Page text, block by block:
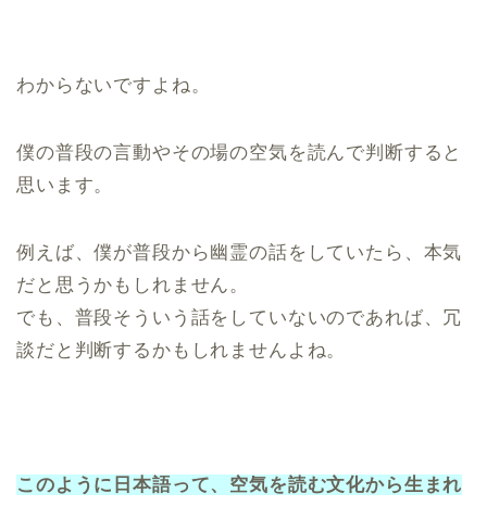
わからないですよね。
僕の普段の言動やその場の空気を読んで判断すると
思います。
例えば、僕が普段から幽霊の話をしていたら、本気
だと思うかもしれません。
でも、普段そういう話をしていないのであれば、冗
談だと判断するかもしれませんよね。
このように日本語って、空気を読む文化から生まれ